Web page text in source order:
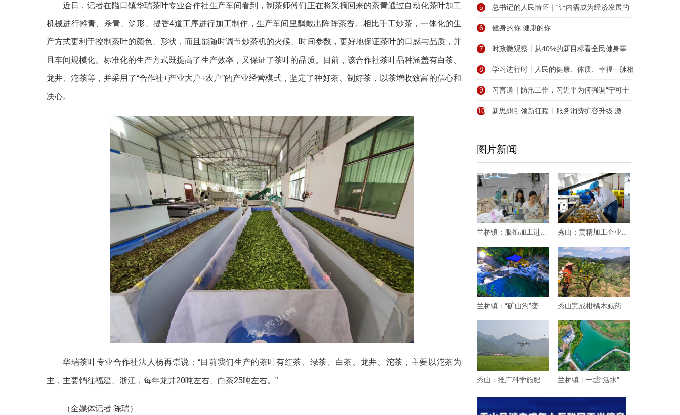
近日，记者在隘口镇华瑞茶叶专业合作社生产车间看到，制茶师傅们正在将采摘回来的茶青通过自动化茶叶加工
机械进行摊青、杀青、筑形、提香4道工序进行加工制作，生产车间里飘散出阵阵茶香。相比手工炒茶，一体化的生
产方式更利于控制茶叶的颜色、形状，而且能随时调节炒茶机的火候、时间参数，更好地保证茶叶的口感与品质，并
且车间规模化、标准化的生产方式既提高了生产效率，又保证了茶叶的品质。目前，该合作社茶叶品种涵盖有白茶、
龙井、沱茶等，并采用了“合作社+产业大户+农户”的产业经营模式，坚定了种好茶、制好茶，以茶增收致富的信心和
决心。
华瑞茶叶专业合作社法人杨再崇说： “目前我们生产的茶叶有红茶、绿茶、白茶、龙井、沱茶，主要以沱茶为
主，主要销往福建、浙江，每年龙井20吨左右、白茶25吨左右。”
（全媒体记者 陈瑞）
5 总书记的人民情怀｜“让内需成为经济发展的
6 健身的你 健康的你
7 时政微观察丨从40%的新目标看全民健身事
8 学习进行时丨人民的健康、体质、幸福一脉相
9 习言道｜防汛工作，习近平为何强调“宁可十
10 新思想引领新征程丨服务消费扩容升级 激
图片新闻